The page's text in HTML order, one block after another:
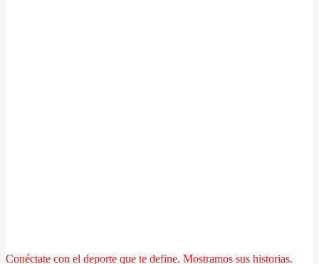
Conéctate con el deporte que te define. Mostramos sus historias.